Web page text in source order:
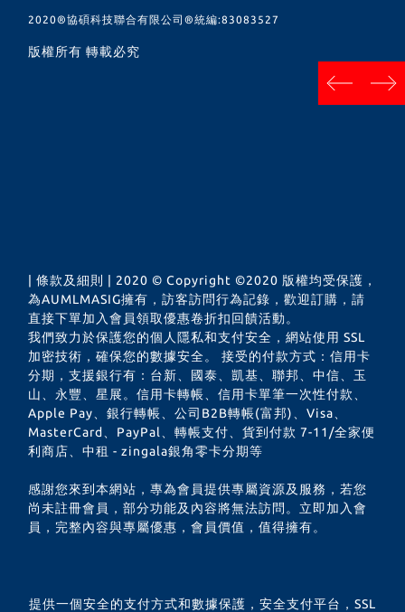
2020®︎協碩科技聯合有限公司®︎統編:83083527
版權所有 轉載必究
prev next
| 條款及細則 | 2020 © Copyright ©2020 版權均受保護，
為AUMLMASIG擁有，訪客訪問行為記錄，歡迎訂購，請
直接下單加入會員領取優惠卷折扣回饋活動。
我們致力於保護您的個人隱私和支付安全，網站使用 SSL
加密技術，確保您的數據安全。 接受的付款方式：信用卡
分期，支援銀行有：台新、國泰、凱基、聯邦、中信、玉
山、永豐、星展。信用卡轉帳、信用卡單筆一次性付款、
Apple Pay、銀行轉帳、公司B2B轉帳(富邦)、Visa、
MasterCard、PayPal、轉帳支付、貨到付款 7-11/全家便
利商店、中租 - zingala銀角零卡分期等
感謝您來到本網站，專為會員提供專屬資源及服務，若您
尚未註冊會員，部分功能及內容將無法訪問。立即加入會
員，完整內容與專屬優惠，會員價值，值得擁有。
提供一個安全的支付方式和數據保護，安全支付平台，SSL